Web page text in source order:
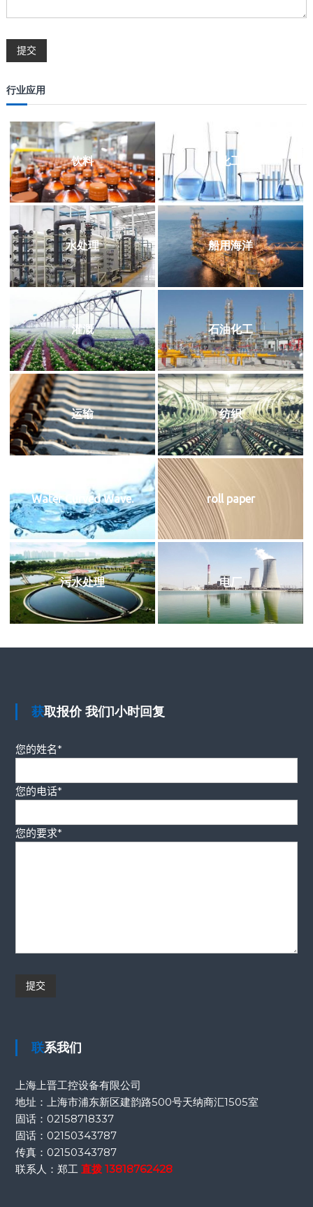
行业应用
饮料 化工
水处理 船用海洋
灌溉 石油化工
运输 纺织
Water Curved Wave. roll paper
污水处理 电厂
获取报价 我们1小时回复
您的姓名*
您的电话*
您的要求*
联系我们
上海上晋工控设备有限公司
地址：上海市浦东新区建韵路500号天纳商汇1505室
固话： 02158718337
固话： 02150343787
传真： 02150343787
联系人：郑工 直拨 13818762428